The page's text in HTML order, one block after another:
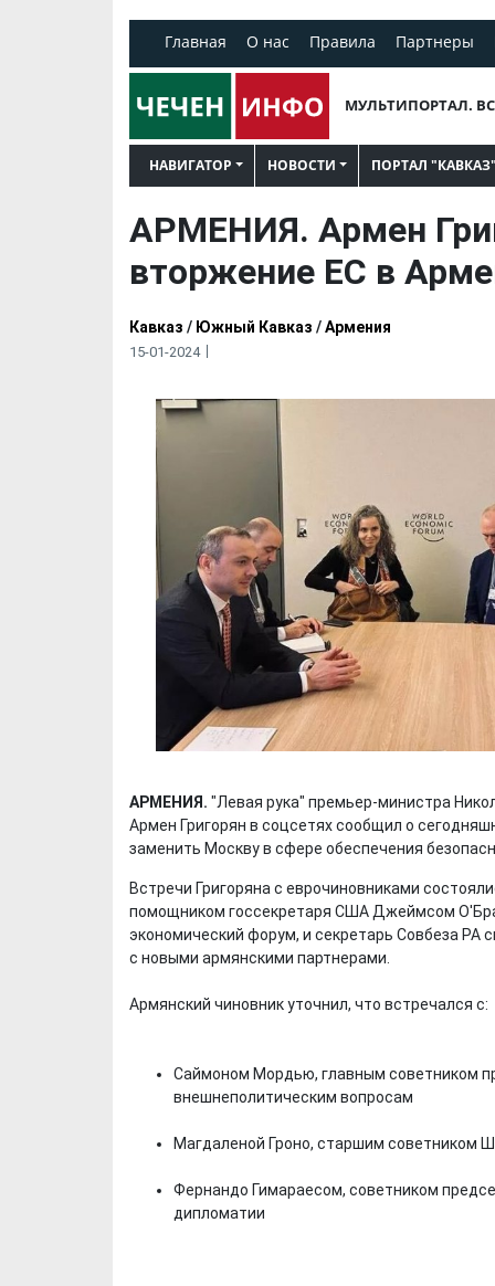
Главная О нас Правила Партнеры
МУЛЬТИПОРТАЛ.
НАВИГАТОР НОВОСТИ ПОРТАЛ "КАВКАЗ"
АРМЕНИЯ. Армен
вторжение ЕС в
Кавказ / Южный Кавказ /Армения
15-01-2024
АРМЕНИЯ. "Левая рука" премьер-министра
Армен Григорян в соцсетях сообщил о
заменить Москву в сфере обеспечения
Встречи Григоряна с еврочиновниками
помощником госсекретаря США Джеймсом
экономический форум, и секретарь Совбеза РА
с новыми армянскими партнерами.
Армянский чиновник уточнил, что встречался с:
Саймоном Мордью, главным советником
внешнеполитическим вопросам
Магдаленой Гроно, старшим советником
Фернандо Гимараесом, советником
дипломатии